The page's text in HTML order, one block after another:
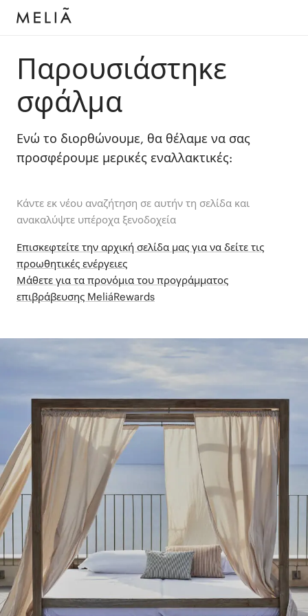
Παρουσιάστηκε
σφάλμα
Ενώ το διορθώνουμε, θα θέλαμε να σας
προσφέρουμε μερικές εναλλακτικές:
Κάντε εκ νέου αναζήτηση σε αυτήν τη σελίδα και
ανακαλύψτε υπέροχα ξενοδοχεία
Επισκεφτείτε την αρχική σελίδα μας για να δείτε τις
προωθητικές ενέργειες
Μάθετε για τα προνόμια του προγράμματος
επιβράβευσης MeliáRewards